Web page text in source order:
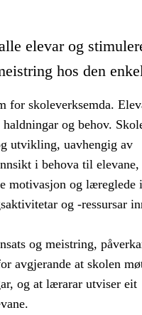
elevar og
hos den
for skoleverksemda.
og behov.
utvikling, uavhengig av
i behova til elevane,
motivasjon og læreglede i
og -ressursar
og meistring,
avgjerande at skolen
og at lærarar utviser eit